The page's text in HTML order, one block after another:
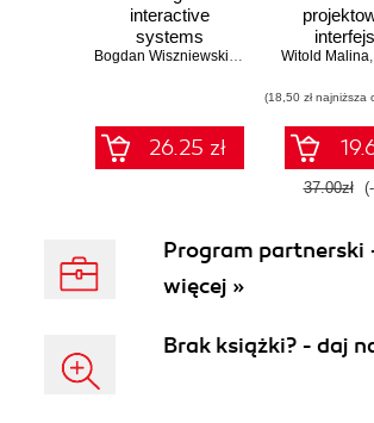
interactive
systems
technologies
Bogdan Wiszniewski (red.) Wioleta Szwoch
26.25 zł
Witold Malina,
(18,50 zł najniższa
37.00zł
Program partnerski
więcej »
Brak książki? - daj